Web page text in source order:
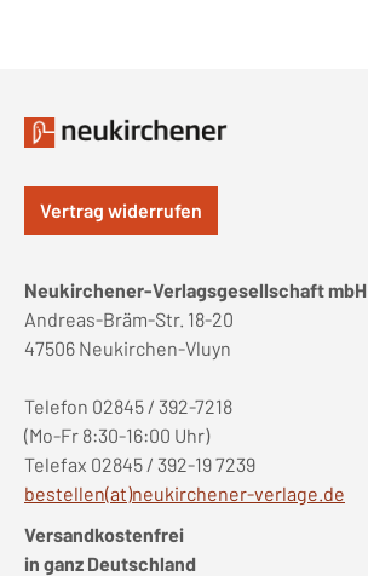
Vertrag widerrufen
Neukirchener-Verlagsgesellschaft mbH
Andreas-Bräm-Str. 18-20
47506 Neukirchen-Vluyn
Telefon 02845 / 392-7218
(Mo-Fr 8:30-16:00 Uhr)
Telefax 02845 / 392-19 7239
bestellen(at)neukirchener-verlage.de
Versandkostenfrei
in ganz Deutschland